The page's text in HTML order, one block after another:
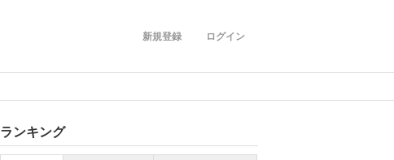
ログイン
新規登録
ランキング